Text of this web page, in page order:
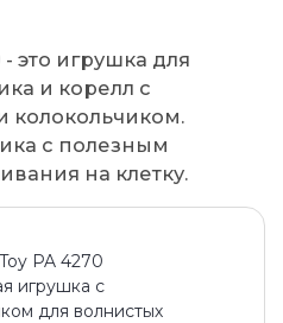
- это игрушка для
и корелл с
колокольчиком.
с полезным
на клетку.
PA 4270
игрушка с
для волнистых